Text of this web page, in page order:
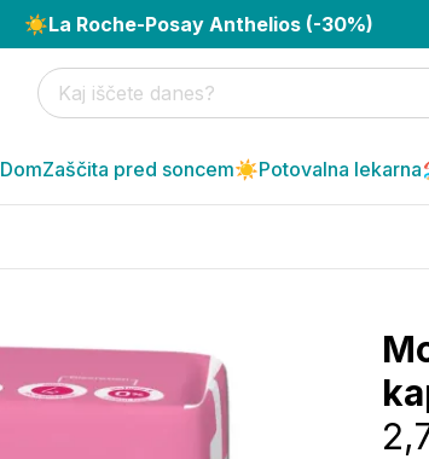
☀️La Roche-Posay Anthelios (-30%)
DomZaščita pred soncem☀️Potovalna